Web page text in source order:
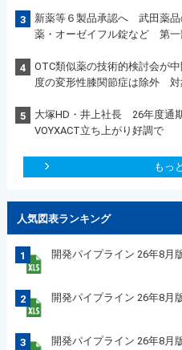
3
新薬等６製品承認へ 武田薬品
薬・オーゼイフル錠など 第一
4
OTC類似薬の技術的検討会が
度の変形性膝関節症は除外 対
5
大塚HD・井上社長 26年度通
VOYXACT立ち上がり好調で
もっ
人気図表ランキング
1 開発パイプライン 26年8月
2 開発パイプライン 26年8月
3 開発パイプライン 26年8月